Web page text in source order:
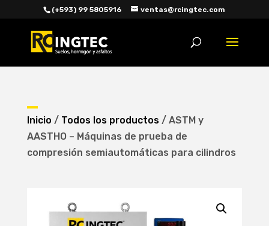
(+593) 99 5805916 ventas@rcingtec.com
Inicio / Todos los productos/ ASTM y
AASTHO – Máquinas de prueba de
compresión semiautomáticas para cilindros